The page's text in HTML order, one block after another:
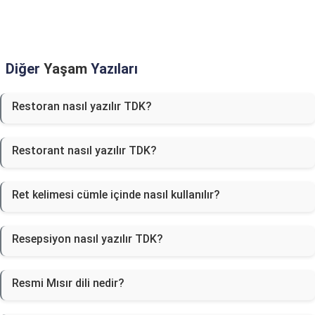
Diğer Yaşam Yazıları
Restoran nasıl yazılır TDK?
Restorant nasıl yazılır TDK?
Ret kelimesi cümle içinde nasıl kullanılır?
Resepsiyon nasıl yazılır TDK?
Resmi Mısır dili nedir?